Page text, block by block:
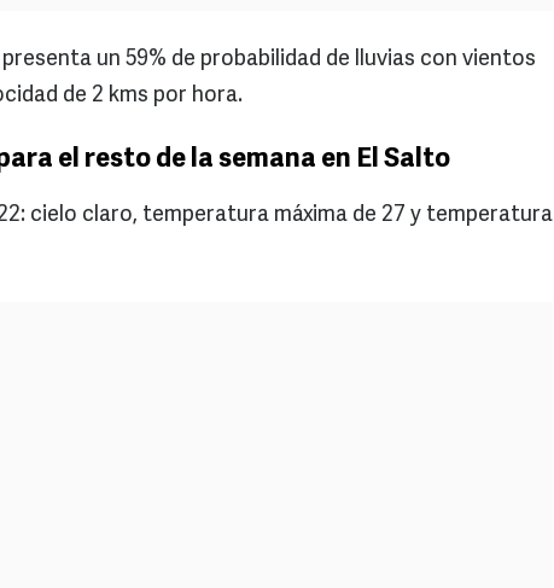
un 59% de probabilidad de lluvias con vientos
de 2 kms por hora.
el resto de la semana en El Salto
cielo claro, temperatura máxima de 27 y temperatura